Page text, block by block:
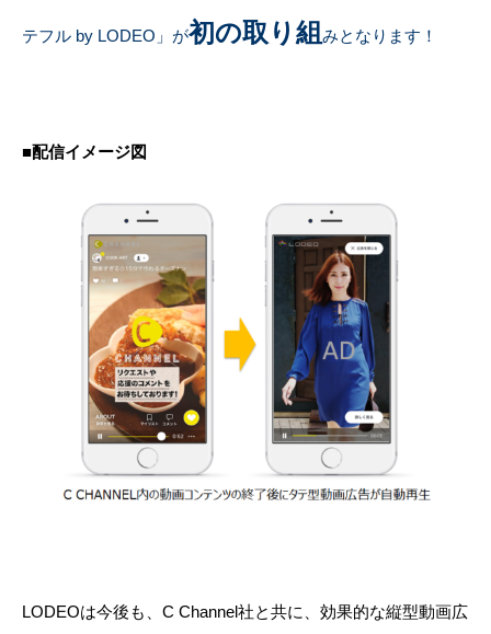
テフル by LODEO」が初の取り組みとなります！
■配信イメージ図
LODEOは今後も、C Channel社と共に、効果的な縦型動画広